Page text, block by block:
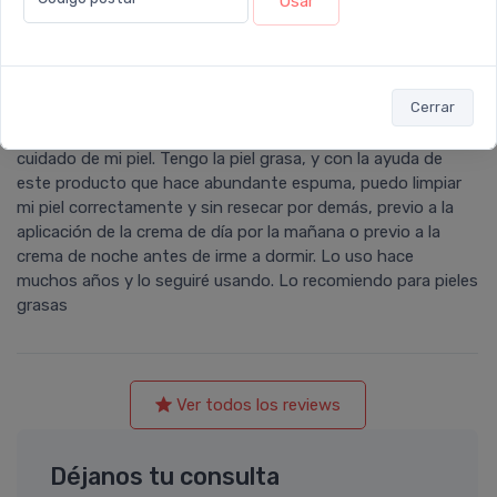
Cerrar
cuidado de mi piel. Tengo la piel grasa, y con la ayuda de
este producto que hace abundante espuma, puedo limpiar
mi piel correctamente y sin resecar por demás, previo a la
aplicación de la crema de día por la mañana o previo a la
crema de noche antes de irme a dormir. Lo uso hace
muchos años y lo seguiré usando. Lo recomiendo para pieles
grasas
Ver todos los reviews
Déjanos tu consulta